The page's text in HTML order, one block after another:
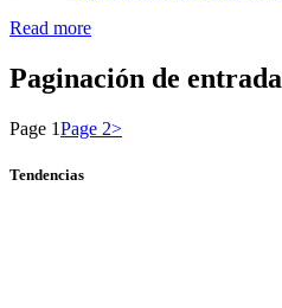
Read more
Paginación de
Page 1Page 2>
Tendencias